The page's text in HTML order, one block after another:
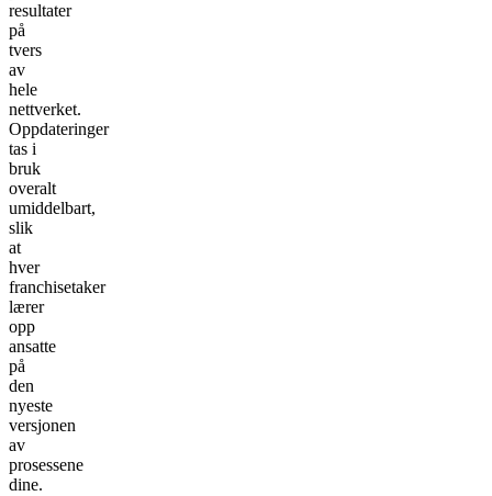
resultater
på
tvers
av
hele
nettverket.
Oppdateringer
tas i
bruk
overalt
umiddelbart,
slik
at
hver
franchisetaker
lærer
opp
ansatte
på
den
nyeste
versjonen
av
prosessene
dine.